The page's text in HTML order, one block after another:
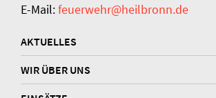
E-Mail:feuerwehr@heilbronn.de
AKTUELLES
WIR ÜBER UNS